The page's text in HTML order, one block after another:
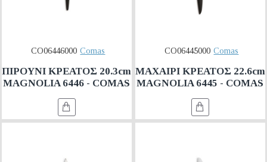
CO06446000 Comas
ΠΙΡΟΥΝΙ ΚΡΕΑΤΟΣ 20.3cm
MAGNOLIA 6446 - COMAS
CO06445000 Comas
ΜΑΧΑΙΡΙ ΚΡΕΑΤΟΣ 22.6cm
MAGNOLIA 6445 - COMAS